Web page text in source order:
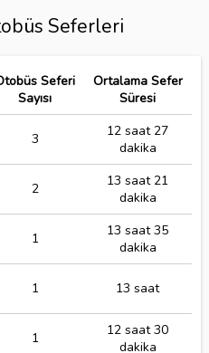
Seferleri
Seferi
Sayısı
Ortalama Sefer
Süresi
3
12 saat 27
dakika
2
13 saat 21
dakika
1
13 saat 35
dakika
1 13 saat
1
12 saat 30
dakika